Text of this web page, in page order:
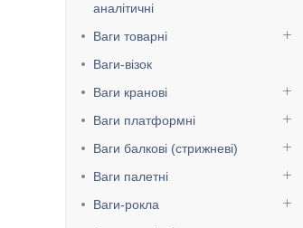
аналітичні
Ваги товарні
Ваги-візок
Ваги кранові
Ваги платформні
Ваги балкові (стрижневі)
Ваги палетні
Ваги-рокла